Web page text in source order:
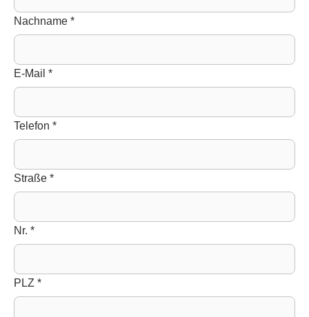
Nachname *
E-Mail *
Telefon *
Straße *
Nr. *
PLZ *